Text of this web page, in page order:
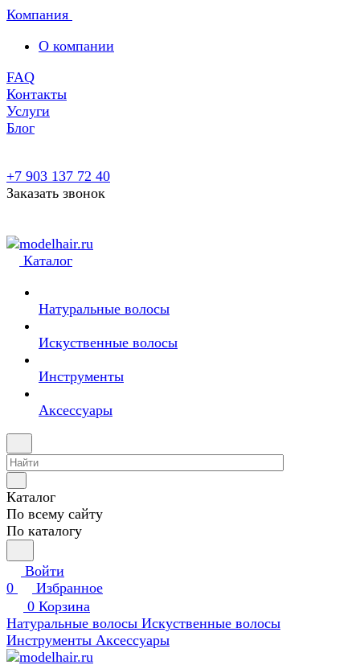
Компания
О компании
FAQ
Контакты
Услуги
Блог
+7 903 137 72 40
Заказать звонок
Каталог
Натуральные волосы
Искуственные волосы
Инструменты
Аксессуары
Каталог
По всему сайту
По каталогу
Войти
0
Избранное
0 Корзина
Натуральные волосы Искуственные волосы
Инструменты Аксессуары